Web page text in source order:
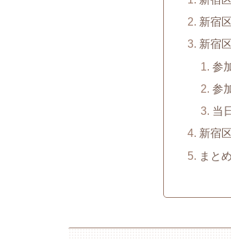
新宿
新宿
参
参
当
新宿
まとめ